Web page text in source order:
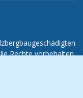
Rechte vorbehalten.